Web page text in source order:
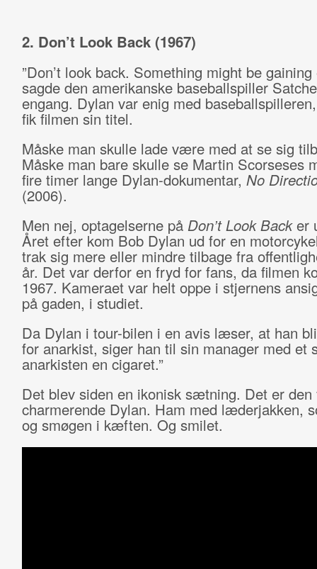
2. Don’t Look Back (1967)
”Don’t look back. Something might be gaining
sagde den amerikanske baseballspiller
engang. Dylan var enig med
fik filmen sin titel.
Måske man skulle lade være med at se sig
Måske man bare skulle se Martin Scorseses
fire timer lange Dylan-dokumentar, No
(2006).
Men nej, optagelserne på Don’t Look Backer
Året efter kom Bob Dylan ud for en
trak sig mere eller mindre tilbage fra
år. Det var derfor en fryd for fans, da filmen
1967. Kameraet var helt oppe i stjernens
på gaden, i studiet.
Da Dylan i tour-bilen i en avis læser, at han
for anarkist, siger han til sin manager med et
anarkisten en cigaret.”
Det blev siden en ikonisk sætning. Det er den
charmerende Dylan. Ham med læderjakken,
og smøgen i kæften. Og smilet.